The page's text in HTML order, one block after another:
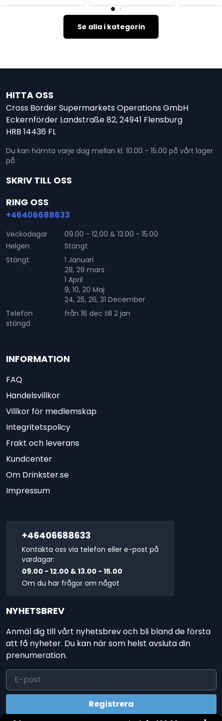
Se alla i kategorin
HITTA OSS
Cross Border Supermarkets Operations GmbH
Eckernförder Landstraße 82, 24941 Flensburg
HRB 14436 FL
Du kan hämta varje dag mellan kl. 10.00 - 15.00 på vårt lager
på
SKRIV TILL OSS
RING OSS
+46406688633
Veckodagar
09.00 - 12.00 & 13.00 - 15.00
Helgen
Stängt
Stängt
Telefon
stängd
1 Januari
28, 29 mars
1 April
9, 10, 20 Maj
24, 25, 26, 31 December
från 16 dec till 2 jan
INFORMATION
FAQ
Handelsvillkor
Villkor för medlemskap
Integritetspolicy
Frakt och leverans
Kundcenter
Om Drinkster.se
Impressum
+46406688633
Kontakta oss via telefon eller e-post på
vardagar:
09.00 - 12.00 & 13.00 - 15.00
Om du har frågor om något
NYHETSBREV
Anmäl dig till vårt nyhetsbrev och bli bland de första
att få nyheter. Du kan när som helst avsluta din
prenumeration.